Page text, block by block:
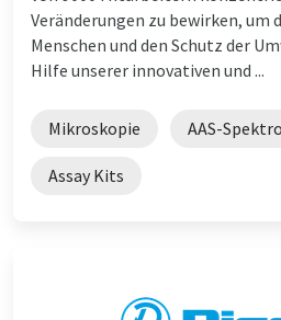
Veränderungen zu bewirken, um
Menschen und den Schutz der
Hilfe unserer innovativen und ...
Mikroskopie AAS-
Assay Kits